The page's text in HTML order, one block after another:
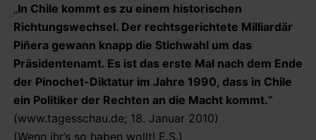
„In Chile kommt es zu einem historischen
Richtungswechsel. Der rechtsgerichtete Milliardär
Piñera gewann knapp die Stichwahl um das
Präsidentenamt. Es ist das erste Mal nach dem Ende
der Pinochet-Diktatur im Jahre 1990, dass in Chile
ein Politiker der Rechten an die Macht kommt.“
(www.tagesschau.de; 18. Januar 2010)
(Wenn ihr’s so haben wollt! E.S.)